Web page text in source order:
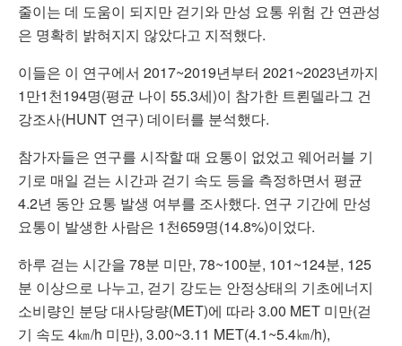
줄이는 데 도움이 되지만 걷기와 만성 요통 위험 간 연관성
은 명확히 밝혀지지 않았다고 지적했다.
이들은 이 연구에서 2017~2019년부터 2021~2023년까지
1만1천194명(평균 나이 55.3세)이 참가한 트뢴델라그 건
강조사(HUNT 연구) 데이터를 분석했다.
참가자들은 연구를 시작할 때 요통이 없었고 웨어러블 기
기로 매일 걷는 시간과 걷기 속도 등을 측정하면서 평균
4.2년 동안 요통 발생 여부를 조사했다. 연구 기간에 만성
요통이 발생한 사람은 1천659명(14.8%)이었다.
하루 걷는 시간을 78분 미만, 78~100분, 101~124분, 125
분 이상으로 나누고, 걷기 강도는 안정상태의 기초에너지
소비량인 분당 대사당량(MET)에 따라 3.00 MET 미만(걷
기 속도 4㎞/h 미만), 3.00~3.11 MET(4.1~5.4㎞/h),